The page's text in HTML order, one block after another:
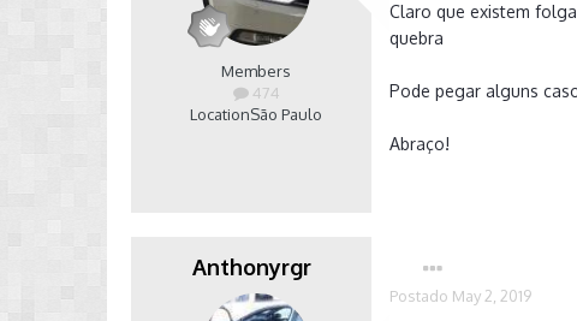
Members
474
LocationSão Paulo
Claro que existem
quebra
Pode pegar alguns
Abraço!
Anthonyrgr
Postado May 2, 2019